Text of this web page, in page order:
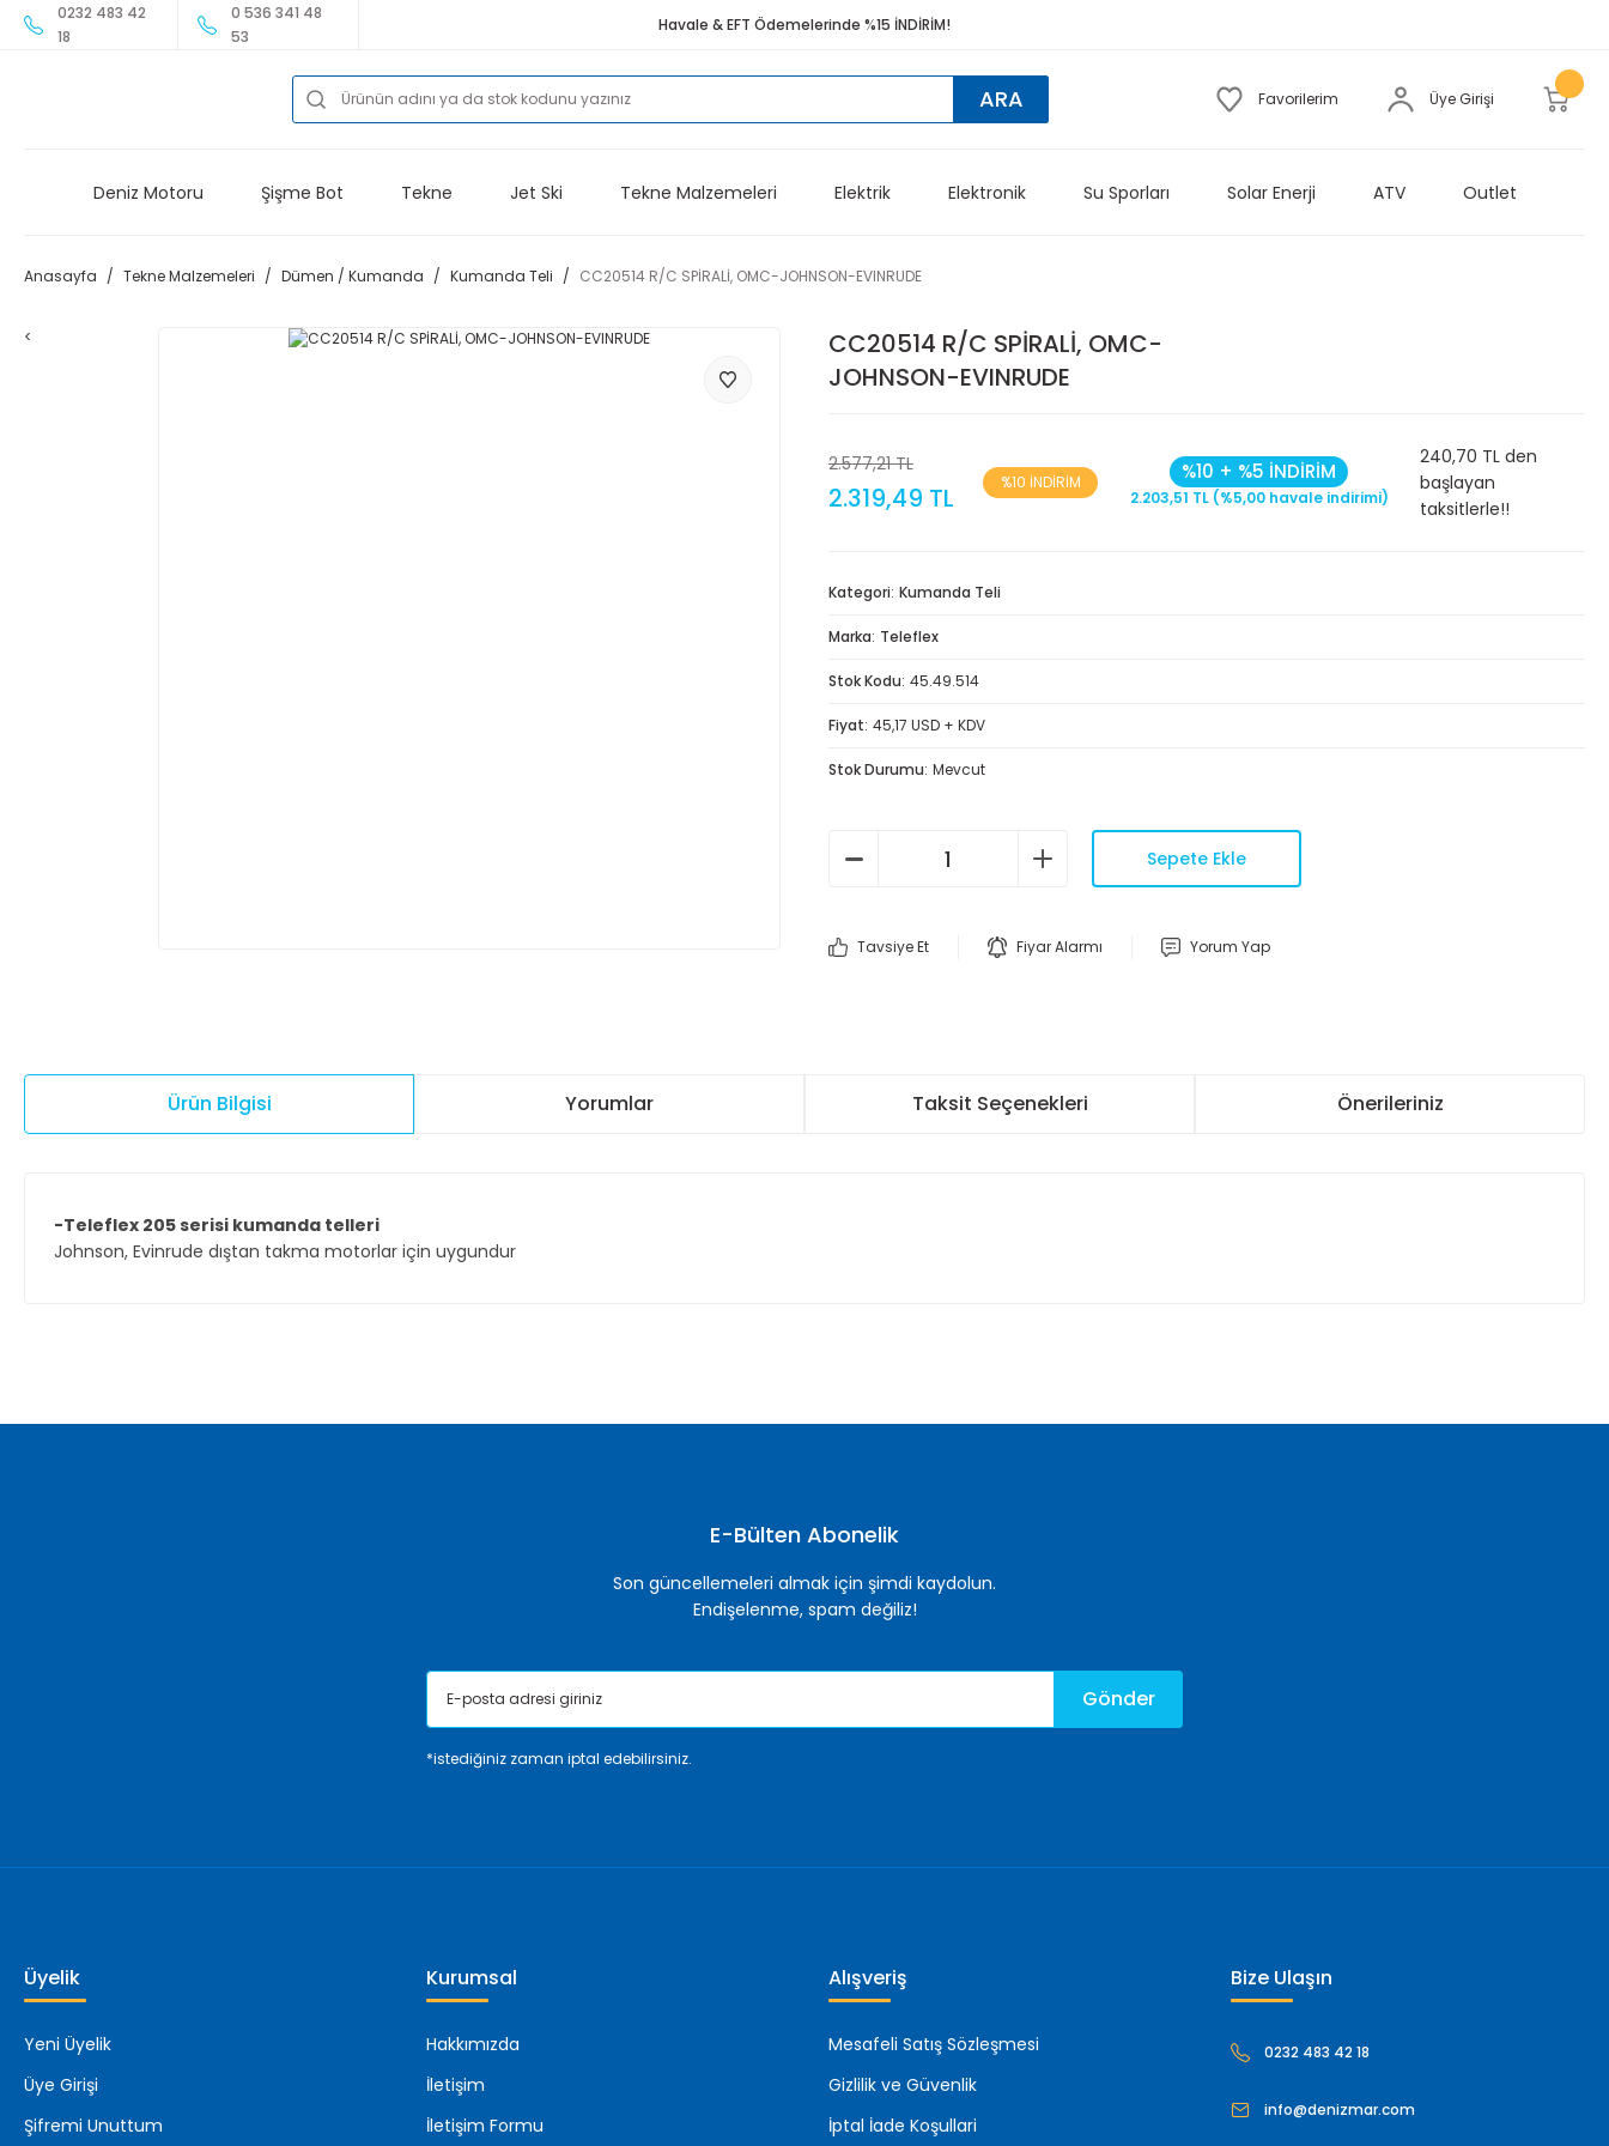
0232 483 42
18
0 536 341 48
53
Havale & EFT Ödemelerinde %15 İNDİRİM!
ARA Favorilerim Üye Girişi
Deniz Motoru Şişme Bot Tekne Jet Ski Tekne Malzemeleri Elektrik Elektronik Su Sporları Solar Enerji ATV Outlet
Anasayfa Tekne Malzemeleri Dümen / Kumanda Kumanda Teli CC20514 R/C SPİRALİ, OMC-JOHNSON-EVINRUDE
<
CC20514 R/C SPİRALİ, OMC-
JOHNSON-EVINRUDE
2.577,21 TL
2.319,49 TL %10 İNDİRİM %10 + %5 İNDİRİM
2.203,51 TL (%5,00 havale indirimi)
240,70 TL den
başlayan
taksitlerle!!
Kategori Kumanda Teli
Marka Teleflex
Stok Kodu 45.49.514
Fiyat 45,17 USD + KDV
Stok Durumu Mevcut
Sepete Ekle
Tavsiye Et Fiyar Alarmı Yorum Yap
Ürün Bilgisi Yorumlar Taksit Seçenekleri Önerileriniz
-Teleflex 205 serisi kumanda telleri
Johnson, Evinrude dıştan takma motorlar için uygundur
E-Bülten Abonelik
Son güncellemeleri almak için şimdi kaydolun.
Endişelenme, spam değiliz!
Gönder
*istediğiniz zaman iptal edebilirsiniz.
Üyelik
Yeni Üyelik
Üye Girişi
Şifremi Unuttum
Kurumsal
Hakkımızda
İletişim
İletişim Formu
Alışveriş
Mesafeli Satış Sözleşmesi
Gizlilik ve Güvenlik
İptal İade Koşullari
Bize Ulaşın
0232 483 42 18
info@denizmar.com